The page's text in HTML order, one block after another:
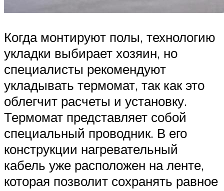
Когда монтируют полы, технологию
укладки выбирает хозяин, но
специалисты рекомендуют
укладывать термомат, так как это
облегчит расчеты и установку.
Термомат представляет собой
специальный проводник. В его
конструкции нагревательный
кабель уже расположен на ленте,
которая позволит сохранять равное